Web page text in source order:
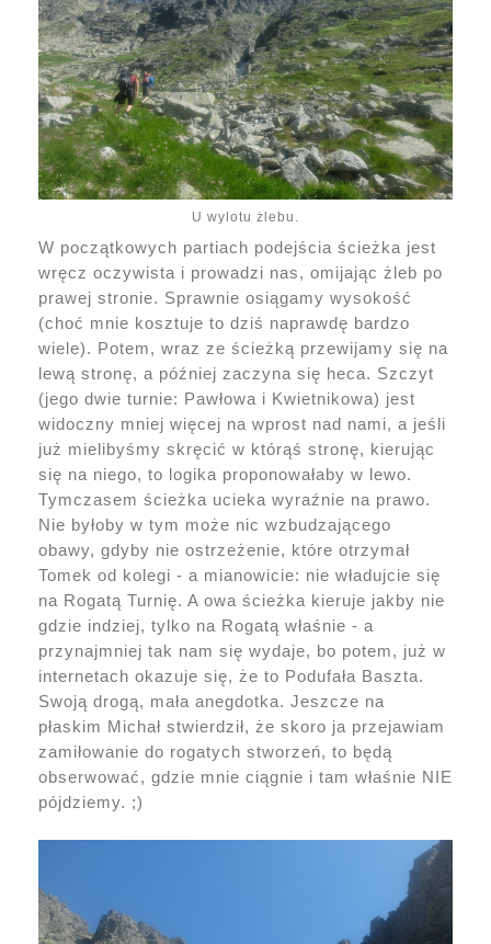
U wylotu żlebu.
W początkowych partiach podejścia ścieżka jest
wręcz oczywista i prowadzi nas, omijając żleb po
prawej stronie. Sprawnie osiągamy wysokość
(choć mnie kosztuje to dziś naprawdę bardzo
wiele). Potem, wraz ze ścieżką przewijamy się na
lewą stronę, a później zaczyna się heca. Szczyt
(jego dwie turnie: Pawłowa i Kwietnikowa) jest
widoczny mniej więcej na wprost nad nami, a jeśli
już mielibyśmy skręcić w którąś stronę, kierując
się na niego, to logika proponowałaby w lewo.
Tymczasem ścieżka ucieka wyraźnie na prawo.
Nie byłoby w tym może nic wzbudzającego
obawy, gdyby nie ostrzeżenie, które otrzymał
Tomek od kolegi - a mianowicie: nie władujcie się
na Rogatą Turnię. A owa ścieżka kieruje jakby nie
gdzie indziej, tylko na Rogatą właśnie - a
przynajmniej tak nam się wydaje, bo potem, już w
internetach okazuje się, że to Podufała Baszta.
Swoją drogą, mała anegdotka. Jeszcze na
płaskim Michał stwierdził, że skoro ja przejawiam
zamiłowanie do rogatych stworzeń, to będą
obserwować, gdzie mnie ciągnie i tam właśnie NIE
pójdziemy. ;)